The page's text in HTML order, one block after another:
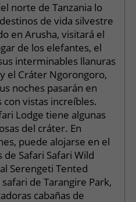
norte de Tanzania lo
de vida silvestre
en Arusha, visitará el
de los elefantes, el
interminables llanuras
el Cráter Ngorongoro,
noches pasarán en
vistas increíbles.
Lodge tiene algunas
del cráter. En
puede alojarse en el
Safari Safari Wild
Serengeti Tented
de Tarangire Park,
cabañas de